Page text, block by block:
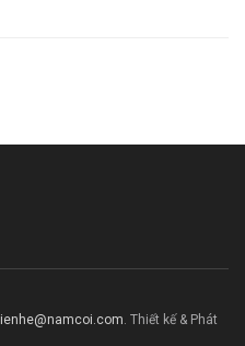
lienhe@namcoi.com. Thiết kế & Phát